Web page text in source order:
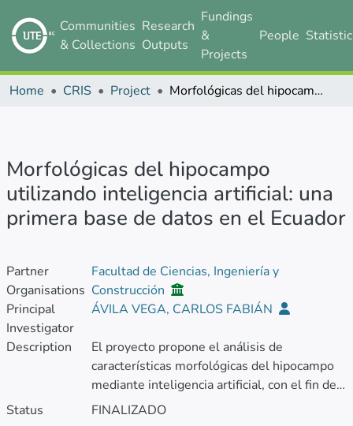
Communities
& Collections
Research
Outputs
Fundings
&
Projects
People
Home CRIS Project Morfológicas del hipocampo utilizando inteligencia artificial: una primera base de datos en el Ecuador
Morfológicas del hipocampo
utilizando inteligencia artificial: una
primera base de datos en el Ecuador
Partner
Organisations
Facultad de Ciencias, Ingeniería y
Construcción
Principal
Investigator
ÁVILA VEGA, CARLOS FABIÁN
Description
El proyecto propone el análisis de
características morfológicas del hipocampo
mediante inteligencia artificial, con el fin de
generar la primera base de datos de
Status FINALIZADO